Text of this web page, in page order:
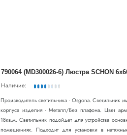
790064 (MD300026-6) Люстра SCHON
Наличие:
Производитель светильника - Osgona.
корпуса изделия - Металл/Без плафона. Цвет
18кв.м. Светильник подойдет для устройства
помещениях. Подходит для установки в